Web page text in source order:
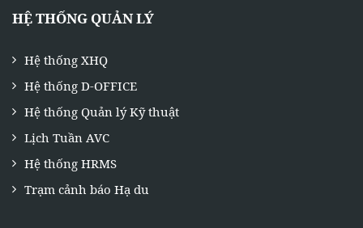
HỆ THỐNG QUẢN LÝ
Hệ thống XHQ
Hệ thống D-OFFICE
Hệ thống Quản lý Kỹ thuật
Lịch Tuần AVC
Hệ thống HRMS
Trạm cảnh báo Hạ du